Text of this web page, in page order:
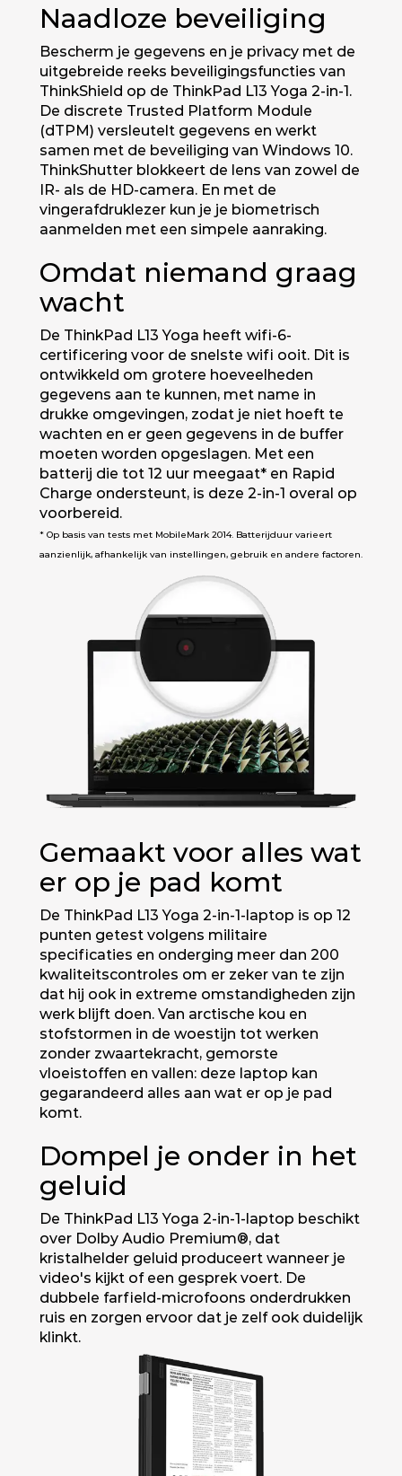
Naadloze beveiliging
Bescherm je gegevens en je privacy met de
uitgebreide reeks beveiligingsfuncties van
ThinkShield op de ThinkPad L13 Yoga 2-in-1.
De discrete Trusted Platform Module
(dTPM) versleutelt gegevens en werkt
samen met de beveiliging van Windows 10.
ThinkShutter blokkeert de lens van zowel de
IR- als de HD-camera. En met de
vingerafdruklezer kun je je biometrisch
aanmelden met een simpele aanraking.
Omdat niemand graag
wacht
De ThinkPad L13 Yoga heeft wifi-6-
certificering voor de snelste wifi ooit. Dit is
ontwikkeld om grotere hoeveelheden
gegevens aan te kunnen, met name in
drukke omgevingen, zodat je niet hoeft te
wachten en er geen gegevens in de buffer
moeten worden opgeslagen. Met een
batterij die tot 12 uur meegaat* en Rapid
Charge ondersteunt, is deze 2-in-1 overal op
voorbereid.
* Op basis van tests met MobileMark 2014. Batterijduur varieert
aanzienlijk, afhankelijk van instellingen, gebruik en andere factoren.
Gemaakt voor alles wat
er op je pad komt
De ThinkPad L13 Yoga 2-in-1-laptop is op 12
punten getest volgens militaire
specificaties en onderging meer dan 200
kwaliteitscontroles om er zeker van te zijn
dat hij ook in extreme omstandigheden zijn
werk blijft doen. Van arctische kou en
stofstormen in de woestijn tot werken
zonder zwaartekracht, gemorste
vloeistoffen en vallen: deze laptop kan
gegarandeerd alles aan wat er op je pad
komt.
Dompel je onder in het
geluid
De ThinkPad L13 Yoga 2-in-1-laptop beschikt
over Dolby Audio Premium®, dat
kristalhelder geluid produceert wanneer je
video's kijkt of een gesprek voert. De
dubbele farfield-microfoons onderdrukken
ruis en zorgen ervoor dat je zelf ook duidelijk
klinkt.